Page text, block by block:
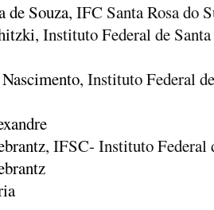
de Souza, IFC Santa Rosa do
, Instituto Federal de
, Instituto Federal
, IFSC- Instituto Federal